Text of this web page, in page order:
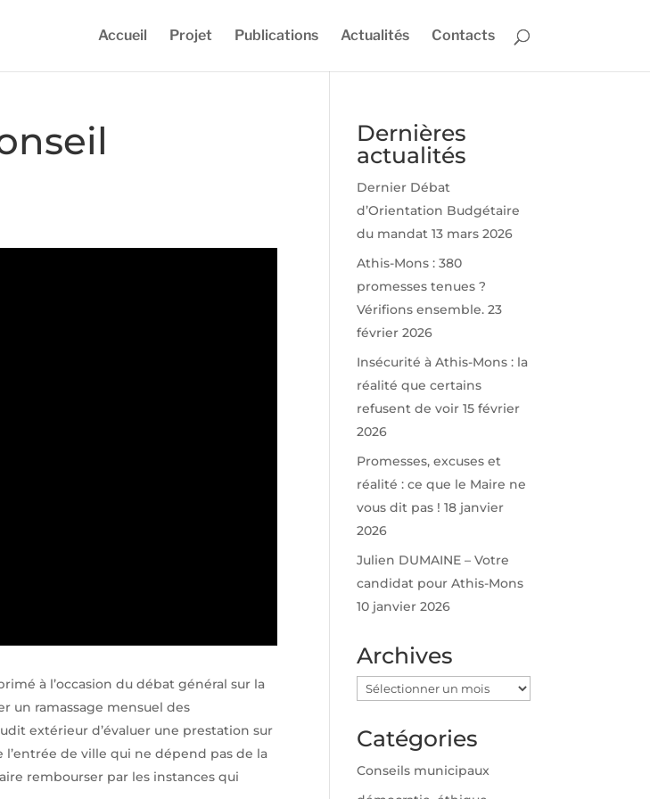
Accueil Projet Publications Actualités Contacts
à l’occasion du débat général sur la
un ramassage mensuel des
extérieur d’évaluer une prestation sur
de ville qui ne dépend pas de la
rembourser par les instances qui
Dernières
actualités
Dernier Débat
d’Orientation Budgétaire
du mandat 13 mars 2026
Athis-Mons : 380
promesses tenues ?
Vérifions ensemble. 23
février 2026
Insécurité à Athis-Mons : la
réalité que certains
refusent de voir 15 février
2026
Promesses, excuses et
réalité : ce que le Maire ne
vous dit pas ! 18 janvier
2026
Julien DUMAINE – Votre
candidat pour Athis-Mons
10 janvier 2026
Archives
Archives
Catégories
Conseils municipaux